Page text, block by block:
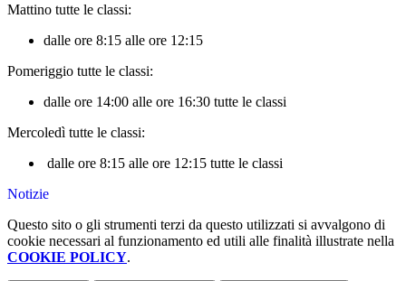
Mattino tutte le classi:
dalle ore 8:15 alle ore 12:15
Pomeriggio tutte le classi:
dalle ore 14:00 alle ore 16:30 tutte le classi
Mercoledì tutte le classi:
dalle ore 8:15 alle ore 12:15 tutte le classi
Notizie
Questo sito o gli strumenti terzi da questo utilizzati si avvalgono di
cookie necessari al funzionamento ed utili alle finalità illustrate nella
COOKIE POLICY.